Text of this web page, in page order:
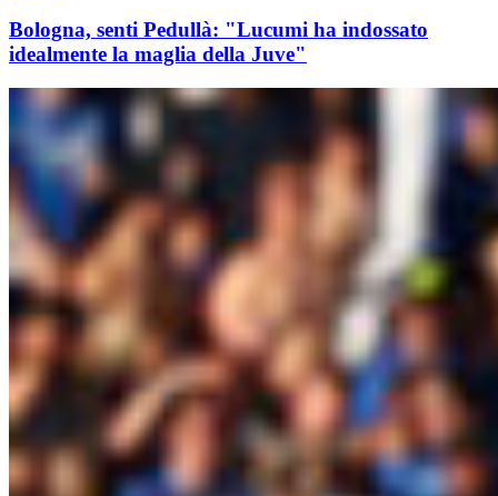
Bologna, senti Pedullà: "Lucumi ha indossato
idealmente la maglia della Juve"